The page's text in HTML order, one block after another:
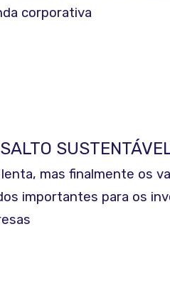
corporativa
mas finalmente os
importantes para os